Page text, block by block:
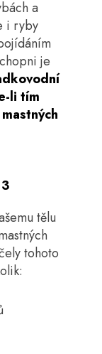
a
i ryby
je
li tím
tělu
tohoto